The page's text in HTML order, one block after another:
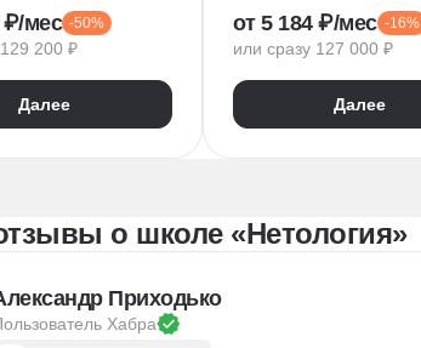
Eclipse
XML
₽/мес -50%
200 ₽
Далее
Docker
Flask
CI / CD
от 5 184 ₽/мес -16%
или сразу 127 000 ₽
Далее
о школе «Нетология»
Приходько
Хабра